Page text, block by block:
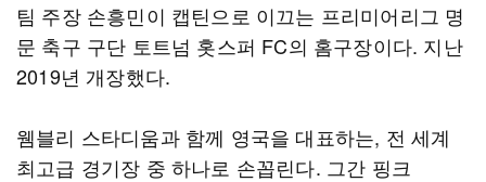
팀 주장 손흥민이 캡틴으로 이끄는 프리미어리그 명
문 축구 구단 토트넘 홋스퍼 FC의 홈구장이다. 지난
2019년 개장했다.
웸블리 스타디움과 함께 영국을 대표하는, 전 세계
최고급 경기장 중 하나로 손꼽린다. 그간 핑크